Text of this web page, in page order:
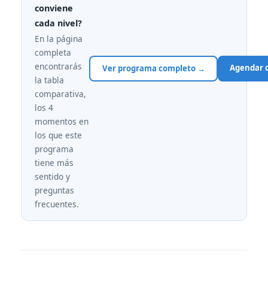
conviene
cada nivel?
En la página
completa
encontrarás
la tabla
comparativa,
los 4
momentos en
los que este
programa
tiene más
sentido y
preguntas
frecuentes.
Ver programa completo → Agendar